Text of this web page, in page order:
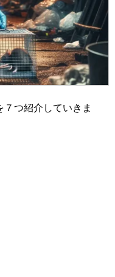
つ紹介していきま